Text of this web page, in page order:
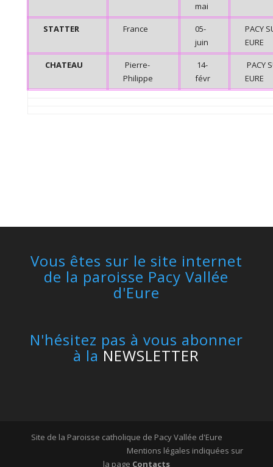
mai
STATTER France
05-
juin
PACY
EURE
CHATEAU
Pierre-
Philippe
14-
févr
PACY
EURE
Vous êtes sur le site internet
de la paroisse Pacy Vallée
d'Eure
N'hésitez pas à vous abonner
à laNEWSLETTER
Site de la Paroisse catholique de Pacy Vallée d'Eure
Mentions légales indiquées sur
la page Contacts